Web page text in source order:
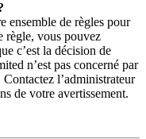
ensemble de règles pour
règle, vous pouvez
c’est la décision de
n’est pas concerné par
Contactez l’administrateur
de votre avertissement.